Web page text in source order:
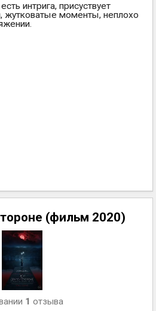
интрига, присуствует
жутковатые моменты, неплохо
(фильм 2020)
1 отзыва